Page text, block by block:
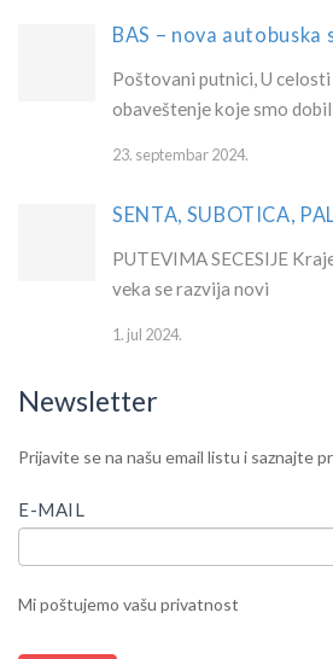
BAS – nova autobuska
Poštovani putnici, U
obaveštenje koje smo
23. septembar 2024.
SENTA, SUBOTICA,
PUTEVIMA SECESIJE
veka se razvija novi
1. jul 2024.
Newsletter
Newsletter
Prijavite se na našu email listu i saznajte
E-MAIL
Mi poštujemo vašu privatnost
IF
ARE
HUMAN,
FIELD